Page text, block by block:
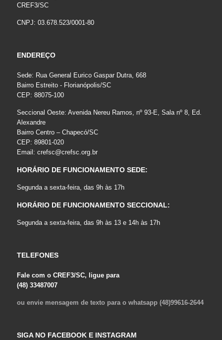
CREF3/SC
CNPJ: 03.678.523/0001-80
ENDEREÇO
Sede: Rua General Eurico Gaspar Dutra, 668
Bairro Estreito - Florianópolis/SC
CEP: 88075-100
Seccional Oeste: Avenida Nereu Ramos, nº 93-E, Sala nº 8, Ed.
Alexandre
Bairro Centro – Chapecó/SC
CEP: 89801-020
Email: crefsc@crefsc.org.br
HORÁRIO DE FUNCIONAMENTO SEDE:
Segunda a sexta-feira, das 9h às 17h
HORÁRIO DE FUNCIONAMENTO SECCIONAL:
Segunda a sexta-feira, das 9h às 13 e 14h às 17h
TELEFONES
Fale com o CREF3/SC, ligue para
(48) 33487007
ou envie mensagem de texto para o whatsapp (48)99616-2644
SIGA NO FACEBOOK E INSTAGRAM